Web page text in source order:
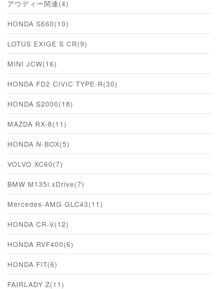
アウディー関連(4)
HONDA S660(10)
LOTUS EXIGE S CR(9)
MINI JCW(16)
HONDA FD2 CIVIC TYPE-R(30)
HONDA S2000(18)
MAZDA RX-8(11)
HONDA N-BOX(5)
VOLVO XC60(7)
BMW M135i xDrive(7)
Mercedes-AMG GLC43(11)
HONDA CR-V(12)
HONDA RVF400(6)
HONDA FIT(6)
FAIRLADY Z(11)